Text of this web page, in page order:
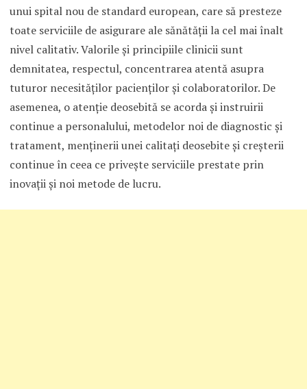
unui spital nou de standard european, care să presteze
toate serviciile de asigurare ale sănătăţii la cel mai înalt
nivel calitativ. Valorile şi principiile clinicii sunt
demnitatea, respectul, concentrarea atentă asupra
tuturor necesităţilor pacienţilor şi colaboratorilor. De
asemenea, o atenţie deosebită se acorda şi instruirii
continue a personalului, metodelor noi de diagnostic şi
tratament, menţinerii unei calitaţi deosebite şi creşterii
continue în ceea ce priveşte serviciile prestate prin
inovaţii şi noi metode de lucru.